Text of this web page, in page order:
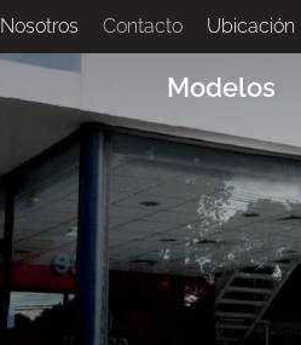
Nosotros Contacto Ubicación
Modelos